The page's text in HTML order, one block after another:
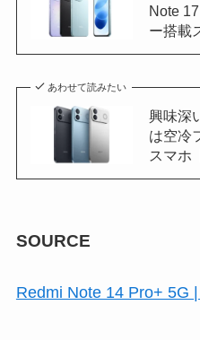
Note
ー搭載
あわせて読みたい
興味深
は空冷
スマホ
SOURCE
Redmi Note 14 Pro+ 5G